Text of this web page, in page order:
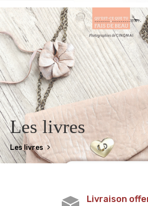
Les livres
Les livres
Livraison